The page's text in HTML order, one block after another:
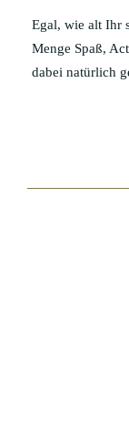
Egal, wie alt Ihr
Menge Spaß,
dabei natürlich